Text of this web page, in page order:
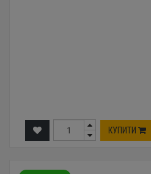
КУПИТИ